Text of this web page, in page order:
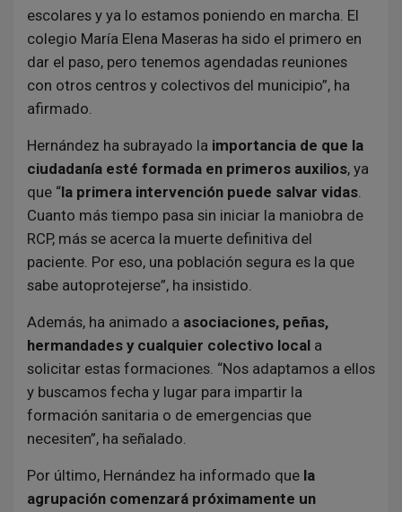
escolares y ya lo estamos poniendo en marcha. El
colegio María Elena Maseras ha sido el primero en
dar el paso, pero tenemos agendadas reuniones
con otros centros y colectivos del municipio”, ha
afirmado.
Hernández ha subrayado la importancia de que la
ciudadanía esté formada en primeros auxilios, ya
que “la primera intervención puede salvar vidas.
Cuanto más tiempo pasa sin iniciar la maniobra de
RCP, más se acerca la muerte definitiva del
paciente. Por eso, una población segura es la que
sabe autoprotejerse”, ha insistido.
Además, ha animado a asociaciones, peñas,
hermandades y cualquier colectivo local a
solicitar estas formaciones. “Nos adaptamos a ellos
y buscamos fecha y lugar para impartir la
formación sanitaria o de emergencias que
necesiten”, ha señalado.
Por último, Hernández ha informado que la
agrupación comenzará próximamente un